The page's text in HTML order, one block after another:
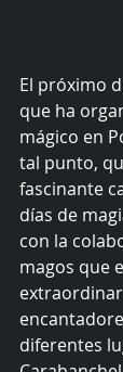
El próximo
que ha
mágico en
tal punto,
fascinante
días de
con la
magos que
diferentes